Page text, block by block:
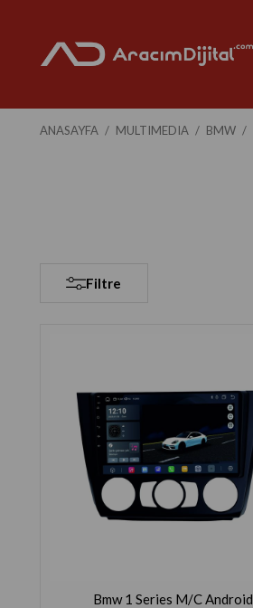
ANASAYFA MULTIMEDIA BMW
Filtre
Bmw 1 Series M/C Android